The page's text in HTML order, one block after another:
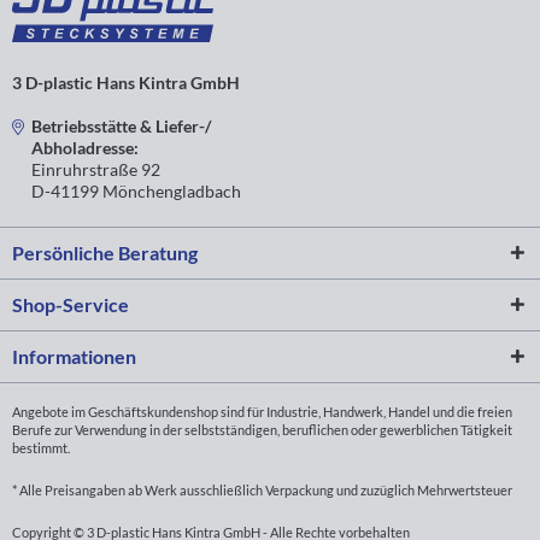
3 D-plastic Hans Kintra GmbH
Betriebsstätte & Liefer-/
Abholadresse:
Einruhrstraße 92
D-41199 Mönchengladbach
Persönliche Beratung
Shop-Service
Informationen
Angebote im Geschäftskundenshop sind für Industrie, Handwerk, Handel und die freien
Berufe zur Verwendung in der selbstständigen, beruflichen oder gewerblichen Tätigkeit
bestimmt.
* Alle Preisangaben ab Werk ausschließlich Verpackung und zuzüglich Mehrwertsteuer
Copyright © 3 D-plastic Hans Kintra GmbH - Alle Rechte vorbehalten